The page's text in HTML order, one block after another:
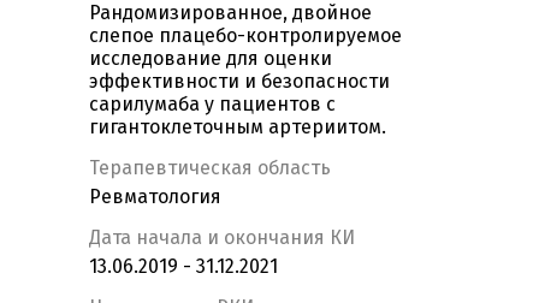
Рандомизированное, двойное
слепое плацебо-контролируемое
исследование для оценки
эффективности и безопасности
сарилумаба у пациентов с
гигантоклеточным артериитом.
Терапевтическая область
Ревматология
Дата начала и окончания КИ
13.06.2019 - 31.12.2021